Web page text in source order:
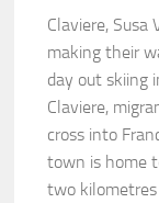
Claviere, Susa
making their
day out skiing
Claviere,
cross into
town is home
two